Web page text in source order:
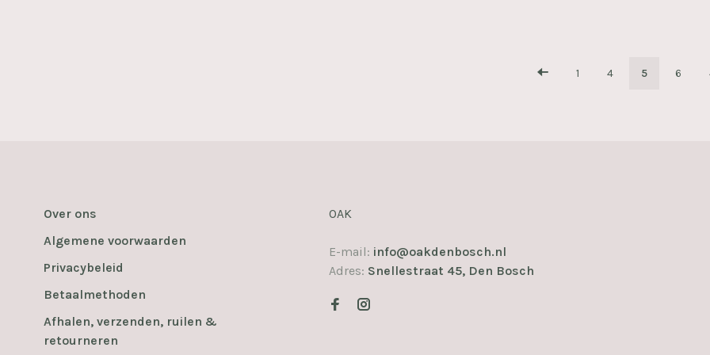
1 4 5 6
Over ons
Algemene voorwaarden
Privacybeleid
Betaalmethoden
Afhalen, verzenden, ruilen &
retourneren
OAK
E-mail: info@oakdenbosch.nl
Adres: Snellestraat 45, Den Bosch